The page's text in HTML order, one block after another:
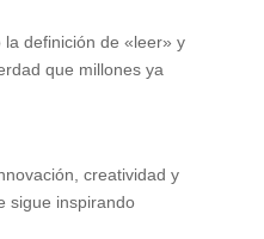
la definición de «leer» y
que millones ya
creatividad y
sigue inspirando